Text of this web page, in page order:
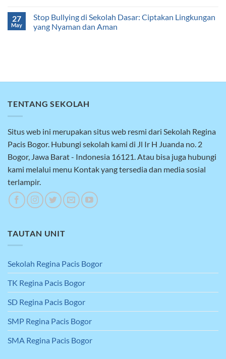
27
May
Stop Bullying di Sekolah Dasar: Ciptakan Lingkungan
yang Nyaman dan Aman
TENTANG SEKOLAH
Situs web ini merupakan situs web resmi dari Sekolah Regina
Pacis Bogor. Hubungi sekolah kami di Jl Ir H Juanda no. 2
Bogor, Jawa Barat - Indonesia 16121. Atau bisa juga hubungi
kami melalui menu Kontak yang tersedia dan media sosial
terlampir.
TAUTAN UNIT
Sekolah Regina Pacis Bogor
TK Regina Pacis Bogor
SD Regina Pacis Bogor
SMP Regina Pacis Bogor
SMA Regina Pacis Bogor